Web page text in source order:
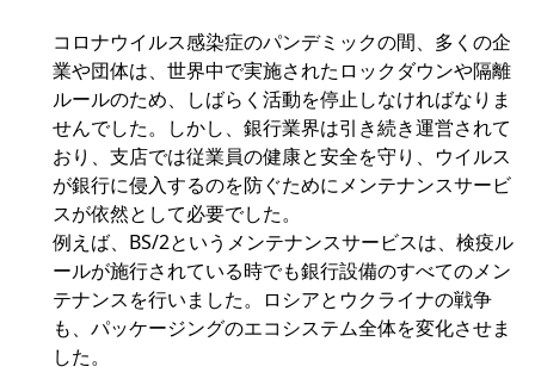
コロナウイルス感染症のパンデミックの間、多くの企
業や団体は、世界中で実施されたロックダウンや隔離
ルールのため、しばらく活動を停止しなければなりま
せんでした。しかし、銀行業界は引き続き運営されて
おり、支店では従業員の健康と安全を守り、ウイルス
が銀行に侵入するのを防ぐためにメンテナンスサービ
スが依然として必要でした。
例えば、BS/2というメンテナンスサービスは、検疫ル
ールが施行されている時でも銀行設備のすべてのメン
テナンスを行いました。ロシアとウクライナの戦争
も、パッケージングのエコシステム全体を変化させま
した。